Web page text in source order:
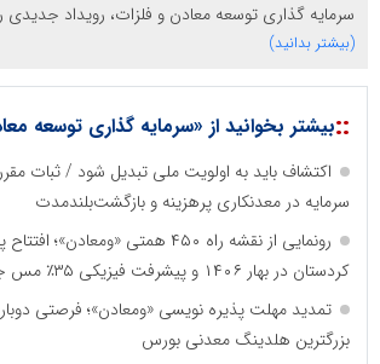
سرمایه گذاری توسعه معادن و فلزات، رویداد
(بیشتر بدانید)
::بیشتر بخوانید از «سرمایه گذاری توسعه
اکتشاف باید به اولویت ملی تبدیل شود / ثبات
سرمایه در معدنکاری پرهزینه و بازگشت‌بلندمدت
رونمایی از نقشه راه ۴۵۰ همتی «ومعادن»؛
کردستان در بهار ۱۴۰۶ و پیشرفت فیزیکی ۳۵٪ مس جانجا
تمدید مهلت پذیره نویسی «ومعادن»؛ فرصتی
بزرگترین هلدینگ معدنی بورس